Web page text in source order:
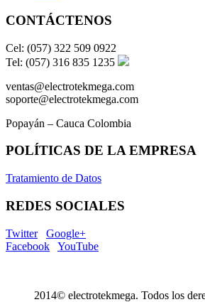
CONTÁCTENOS
Cel: (057) 322 509 0922
Tel: (057) 316 835 1235
ventas@electrotekmega.com
soporte@electrotekmega.com
Popayán – Cauca Colombia
POLÍTICAS DE LA EMPRESA
Tratamiento de Datos
REDES SOCIALES
Twitter
Google+
Facebook
YouTube
2014© electrotekmega. Todos los